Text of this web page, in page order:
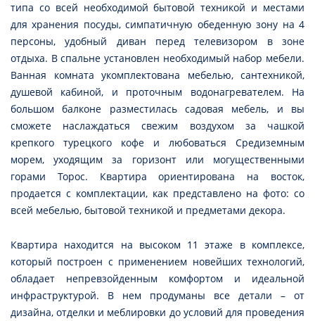
типа со всей необходимой бытовой техникой и местами
для хранения посуды, симпатичную обеденную зону на 4
персоны, удобный диван перед телевизором в зоне
отдыха. В спальне установлен необходимый набор мебели.
Ванная комната укомплектована мебелью, сантехникой,
душевой кабиной, и проточным водонагревателем. На
большом балконе разместилась садовая мебель, и вы
сможете наслаждаться свежим воздухом за чашкой
крепкого турецкого кофе и любоваться Средиземным
морем, уходящим за горизонт или могущественными
горами Торос. Квартира ориентирована на восток,
продается с комплектации, как представлено на фото: со
всей мебелью, бытовой техникой и предметами декора.
Квартира находится на высоком 11 этаже в комплексе,
который построен с применением новейших технологий,
обладает непревзойденным комфортом и идеальной
инфраструктурой. В нем продуманы все детали – от
дизайна, отделки и меблировки до условий для проведения